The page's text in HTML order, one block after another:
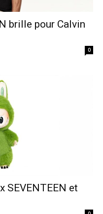
brille pour Calvin
0
SEVENTEEN et